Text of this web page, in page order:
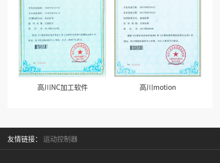
高川NC加工软件 高川motion
友情链接： 运动控制器